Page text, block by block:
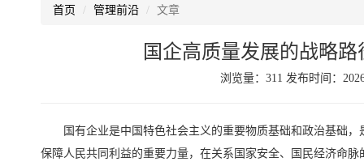
首页 管理前沿 文章
国企高质量发展的战略
浏览量：311 发布时间：
国有企业是中国特色社会主义的重要物质基础和政治基础
保障人民共同利益的重要力量，在关系国家安全、国民经济命